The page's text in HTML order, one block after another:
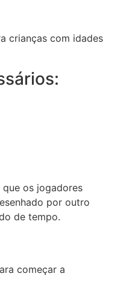
crianças com idades
os jogadores
por outro
de tempo.
começar a